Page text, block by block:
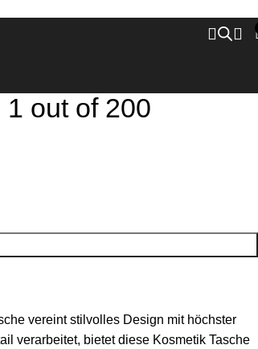
out of 200
vereint stilvolles Design mit höchster
verarbeitet, bietet diese Kosmetik Tasche